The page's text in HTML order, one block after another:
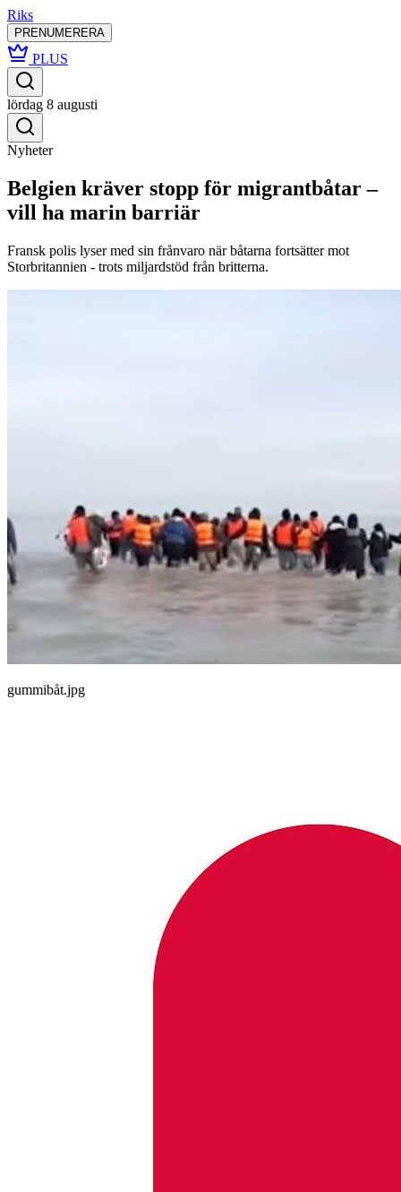
Riks
PRENUMERERA
PLUS
lördag 8 augusti
Nyheter
Belgien kräver stopp för migrantbåtar –
vill ha marin barriär
Fransk polis lyser med sin frånvaro när båtarna fortsätter mot
Storbritannien - trots miljardstöd från britterna.
gummibåt.jpg